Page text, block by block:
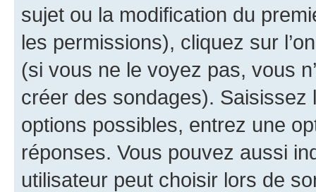
sujet ou la modification du
les permissions), cliquez sur
(si vous ne le voyez pas, vous
créer des sondages).
options possibles, entrez une
réponses. Vous pouvez aussi
utilisateur peut choisir lors de